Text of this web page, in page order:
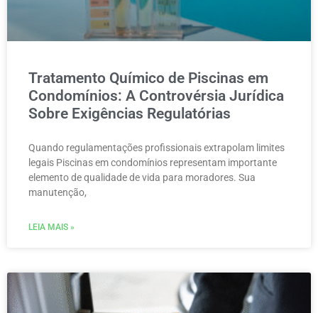
Tratamento Químico de Piscinas em
Condomínios: A Controvérsia Jurídica
Sobre Exigências Regulatórias
Quando regulamentações profissionais extrapolam limites
legais Piscinas em condomínios representam importante
elemento de qualidade de vida para moradores. Sua
manutenção,
LEIA MAIS »